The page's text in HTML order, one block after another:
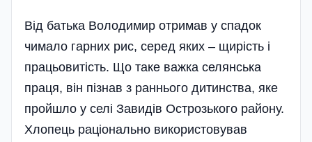
Від батька Володимир отримав у спадок
чимало гарних рис, серед яких – щирість і
працьовитість. Що таке важка селянська
праця, він пізнав з раннього дитинства, яке
пройшло у селі Завидів Острозького району.
Хлопець раціонально використовував